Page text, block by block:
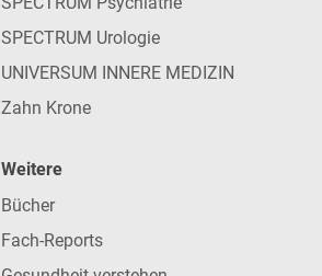
SPECTRUM Urologie
UNIVERSUM INNERE MEDIZIN
Zahn Krone
Weitere
Bücher
Fach-Reports